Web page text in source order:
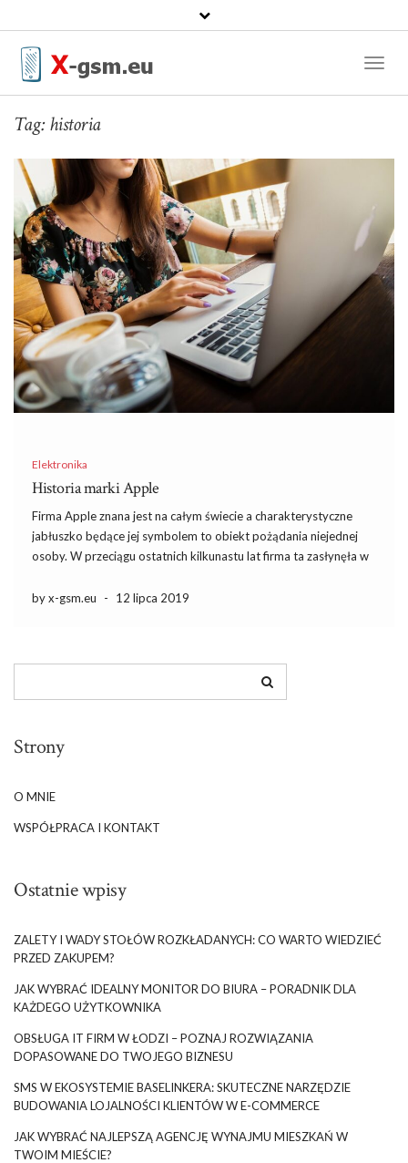
Tag:historia
Elektronika
Historia marki Apple
Firma Apple znana jest na całym świecie a charakterystyczne
jabłuszko będące jej symbolem to obiekt pożądania niejednej
osoby. W przeciągu ostatnich kilkunastu lat firma ta zasłynęła w
iPhone, iPad oraz Mac. Z uwagi na ogromny sukces, jaki odniosła,
by x-gsm.eu - 12 lipca 2019
Strony
O MNIE
WSPÓŁPRACA I KONTAKT
Ostatnie wpisy
ZALETY I WADY STOŁÓW ROZKŁADANYCH: CO WARTO WIEDZIEĆ
PRZED ZAKUPEM?
JAK WYBRAĆ IDEALNY MONITOR DO BIURA – PORADNIK DLA
KAŻDEGO UŻYTKOWNIKA
OBSŁUGA IT FIRM W ŁODZI – POZNAJ ROZWIĄZANIA
DOPASOWANE DO TWOJEGO BIZNESU
SMS W EKOSYSTEMIE BASELINKERA: SKUTECZNE NARZĘDZIE
BUDOWANIA LOJALNOŚCI KLIENTÓW W E-COMMERCE
JAK WYBRAĆ NAJLEPSZĄ AGENCJĘ WYNAJMU MIESZKAŃ W
TWOIM MIEŚCIE?